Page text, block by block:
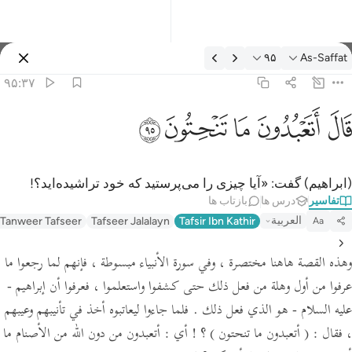
تفسیر: As-Saffat ۹۵:۳۷
As-Saffat ۹۵
۹۵:۳۷
قال اتعبدون ما تنحتون ٩٥
قَالَ أَتَعْبُدُونَ مَا تَنْحِتُونَ ٩٥
ﲟﲠﲡﲢﲣ
(ابراهیم) گفت: «آیا چیزی را می‌پرستید که خود تراشیده‌اید؟!
تفاسیر درس ها بازتاب ها
Aa العربية Tafsir Ibn Kathir
Tafseer Jalalayn
Tafseer
وهذه القصة هاهنا مختصرة ، وفي سورة الأنبياء مبسوطة ، فإنهم لما رجعوا ما
عرفوا من أول وهلة من فعل ذلك حتى كشفوا واستعلموا ، فعرفوا أن إبراهيم -
عليه السلام - هو الذي فعل ذلك . فلما جاءوا ليعاتبوه أخذ في تأنيبهم وعيبهم
، فقال : ( أتعبدون ما تنحتون ) ؟ ! أي : أتعبدون من دون الله من الأصنام ما